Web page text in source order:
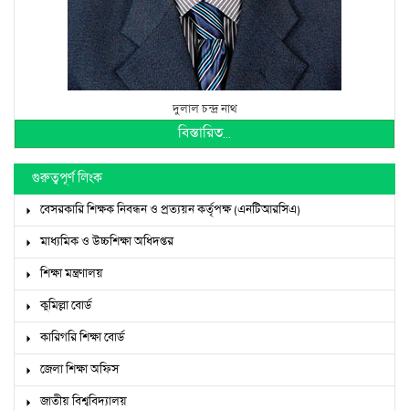
দুলাল চন্দ্র নাথ
বিস্তারিত...
গুরুত্বপূর্ণ লিংক
বেসরকারি শিক্ষক নিবন্ধন ও প্রত্যয়ন কর্তৃপক্ষ (এনটিআরসিএ)
মাধ্যমিক ও উচ্চশিক্ষা অধিদপ্তর
শিক্ষা মন্ত্রণালয়
কুমিল্লা বোর্ড
কারিগরি শিক্ষা বোর্ড
জেলা শিক্ষা অফিস
জাতীয় বিশ্ববিদ্যালয়